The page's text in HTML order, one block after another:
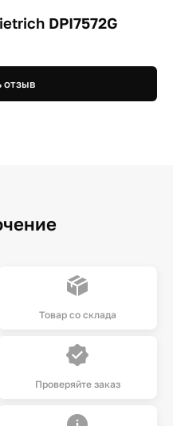
DPI7572G
отзыв
Товар со склада
Проверяйте заказ